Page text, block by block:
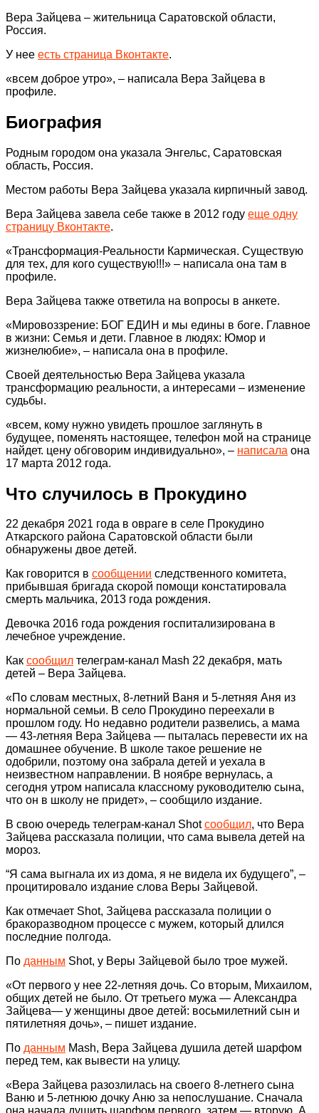
Вера Зайцева – жительница Саратовской области,
Россия.
У нее есть страница Вконтакте.
«всем доброе утро», – написала Вера Зайцева в
профиле.
Биография
Родным городом она указала Энгельс, Саратовская
область, Россия.
Местом работы Вера Зайцева указала кирпичный завод.
Вера Зайцева завела себе также в 2012 году еще одну
страницу Вконтакте.
«Трансформация-Реальности Кармическая. Существую
для тех, для кого существую!!!» – написала она там в
профиле.
Вера Зайцева также ответила на вопросы в анкете.
«Мировоззрение: БОГ ЕДИН и мы едины в боге. Главное
в жизни: Семья и дети. Главное в людях: Юмор и
жизнелюбие», – написала она в профиле.
Своей деятельностью Вера Зайцева указала
трансформацию реальности, а интересами – изменение
судьбы.
«всем, кому нужно увидеть прошлое заглянуть в
будущее, поменять настоящее, телефон мой на странице
найдет. цену обговорим индивидуально», – написала она
17 марта 2012 года.
Что случилось в Прокудино
22 декабря 2021 года в овраге в селе Прокудино
Аткарского района Саратовской области были
обнаружены двое детей.
Как говорится в сообщении следственного комитета,
прибывшая бригада скорой помощи констатировала
смерть мальчика, 2013 года рождения.
Девочка 2016 года рождения госпитализирована в
лечебное учреждение.
Как сообщил телеграм-канал Mash 22 декабря, мать
детей – Вера Зайцева.
«По словам местных, 8-летний Ваня и 5-летняя Аня из
нормальной семьи. В село Прокудино переехали в
прошлом году. Но недавно родители развелись, а мама
— 43-летняя Вера Зайцева — пыталась перевести их на
домашнее обучение. В школе такое решение не
одобрили, поэтому она забрала детей и уехала в
неизвестном направлении. В ноябре вернулась, а
сегодня утром написала классному руководителю сына,
что он в школу не придет», – сообщило издание.
В свою очередь телеграм-канал Shotсообщил, что Вера
Зайцева рассказала полиции, что сама вывела детей на
мороз.
“Я сама выгнала их из дома, я не видела их будущего”, –
процитировало издание слова Веры Зайцевой.
Как отмечает Shot, Зайцева рассказала полиции о
бракоразводном процессе с мужем, который длился
последние полгода.
По данным Shot, у Веры Зайцевой было трое мужей.
«От первого у нее 22-летняя дочь. Со вторым, Михаилом,
общих детей не было. От третьего мужа — Александра
Зайцева— у женщины двое детей: восьмилетний сын и
пятилетняя дочь», – пишет издание.
По данным Mash, Вера Зайцева душила детей шарфом
перед тем, как вывести на улицу.
«Вера Зайцева разозлилась на своего 8-летнего сына
Ваню и 5-летнюю дочку Аню за непослушание. Сначала